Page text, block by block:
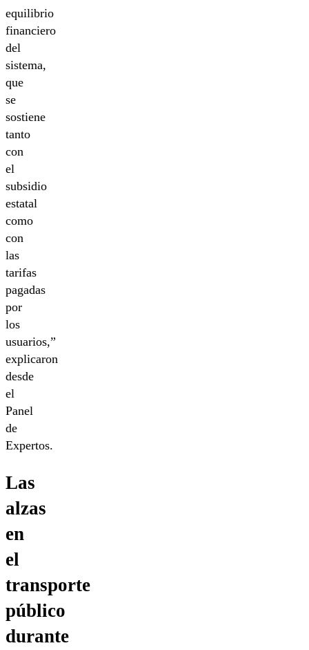
equilibrio
financiero
del
sistema,
que
se
sostiene
tanto
con
el
subsidio
estatal
como
con
las
tarifas
pagadas
por
los
usuarios,”
explicaron
desde
el
Panel
de
Expertos.
Las
alzas
en
el
transporte
público
durante